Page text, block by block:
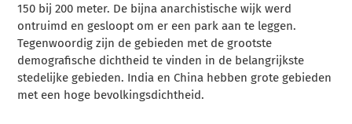
150 bij 200 meter. De bijna anarchistische wijk werd
ontruimd en gesloopt om er een park aan te leggen.
Tegenwoordig zijn de gebieden met de grootste
demografische dichtheid te vinden in de belangrijkste
stedelijke gebieden. India en China hebben grote gebieden
met een hoge bevolkingsdichtheid.